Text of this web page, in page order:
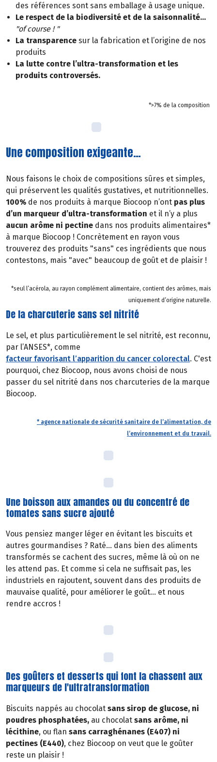
des références sont sans emballage à usage unique.
Le respect de la biodiversité et de la saisonnalité…
"of course ! "
La transparence sur la fabrication et l’origine de nos
produits
La lutte contre l’ultra-transformation et les
produits controversés.
*>7% de la composition
Une composition exigeante…
Nous faisons le choix de compositions sûres et simples,
qui préservent les qualités gustatives, et nutritionnelles.
100% de nos produits à marque Biocoop n’ont pas plus
d’un marqueur d’ultra-transformation et il n’y a plus
aucun arôme ni pectine dans nos produits alimentaires*
à marque Biocoop ! Concrètement en rayon vous
trouverez des produits "sans" ces ingrédients que nous
contestons, mais "avec" beaucoup de goût et de plaisir !
*seul l’acérola, au rayon complément alimentaire, contient des arômes, mais
uniquement d’origine naturelle.
De la charcuterie sans sel nitrité
Le sel, et plus particulièrement le sel nitrité, est reconnu,
par l’ANSES*, comme
facteur favorisant l’apparition du cancer colorectal. C'est
pourquoi, chez Biocoop, nous avons choisi de nous
passer du sel nitrité dans nos charcuteries de la marque
Biocoop.
* agence nationale de sécurité sanitaire de l’alimentation, de
l’environnement et du travail.
Une boisson aux amandes ou du concentré de
tomates sans sucre ajouté
Vous pensiez manger léger en évitant les biscuits et
autres gourmandises ? Raté… dans bien des aliments
transformés se cachent des sucres, même là où on ne
les attend pas. Et comme si cela ne suffisait pas, les
industriels en rajoutent, souvent dans des produits de
mauvaise qualité, pour améliorer le goût… et nous
rendre accros !
Des goûters et desserts qui font la chassent aux
marqueurs de l'ultratransformation
Biscuits nappés au chocolat sans sirop de glucose, ni
poudres phosphatées, au chocolat sans arôme, ni
lécithine, ou flan sans carraghénanes (E407) ni
pectines (E440), chez Biocoop on veut que le goûter
reste un plaisir !